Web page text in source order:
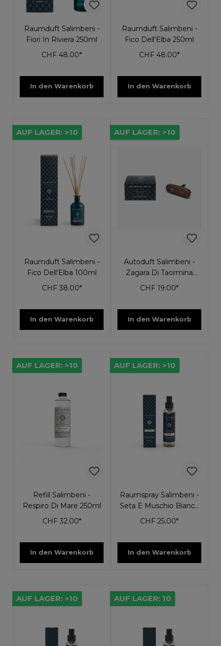
Raumduft Salimbeni -
Fiori In Riviera 250ml
CHF 48.00*
In den Warenkorb
Raumduft Salimbeni -
Fico Dell'Elba 250ml
CHF 48.00*
In den Warenkorb
AUF LAGER: >10
Raumduft Salimbeni -
Fico Dell'Elba 100ml
CHF 38.00*
In den Warenkorb
AUF LAGER: >10
Autoduft Salimbeni -
Zagara Di Taormina
Nussbaum
CHF 19.00*
In den Warenkorb
AUF LAGER: >10
Refill Salimbeni -
Respiro Di Mare 250ml
CHF 32.00*
In den Warenkorb
AUF LAGER: >10
Raumspray Salimbeni -
Seta E Muschio Bianco
150ml
CHF 25.00*
In den Warenkorb
AUF LAGER: >10 AUF LAGER: 10